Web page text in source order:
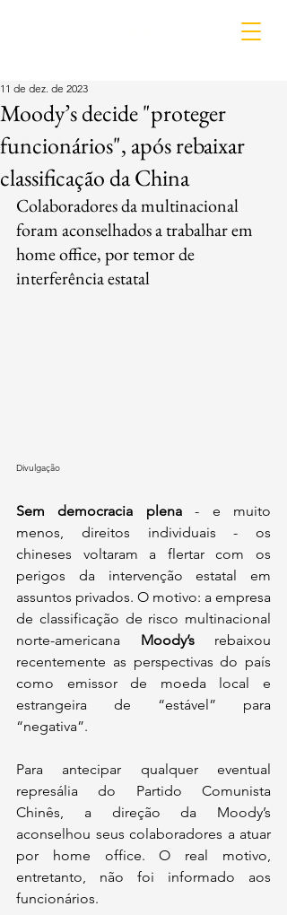
Moody’s decide "proteger
funcionários", após rebaixar
classificação da China
11 de dez. de 2023
Colaboradores da multinacional
foram aconselhados a trabalhar em
home office, por temor de
interferência estatal
Divulgação
Sem democracia plena - e muito
menos, direitos individuais - os
chineses voltaram a flertar com os
perigos da intervenção estatal em
assuntos privados. O motivo: a empresa
de classificação de risco multinacional
norte-americana Moody’s rebaixou
recentemente as perspectivas do país
como emissor de moeda local e
estrangeira de “estável” para
“negativa”.
Para antecipar qualquer eventual
represália do Partido Comunista
Chinês, a direção da Moody’s
aconselhou seus colaboradores a atuar
por home office. O real motivo,
entretanto, não foi informado aos
funcionários.